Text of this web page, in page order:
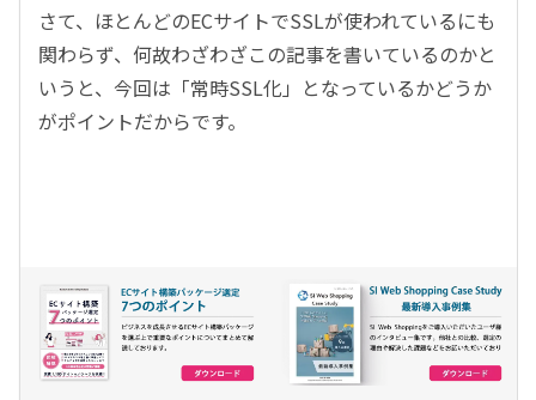
さて、ほとんどのECサイトでSSLが使われているにも
関わらず、何故わざわざこの記事を書いているのかと
いうと、今回は「常時SSL化」となっているかどうか
がポイントだからです。